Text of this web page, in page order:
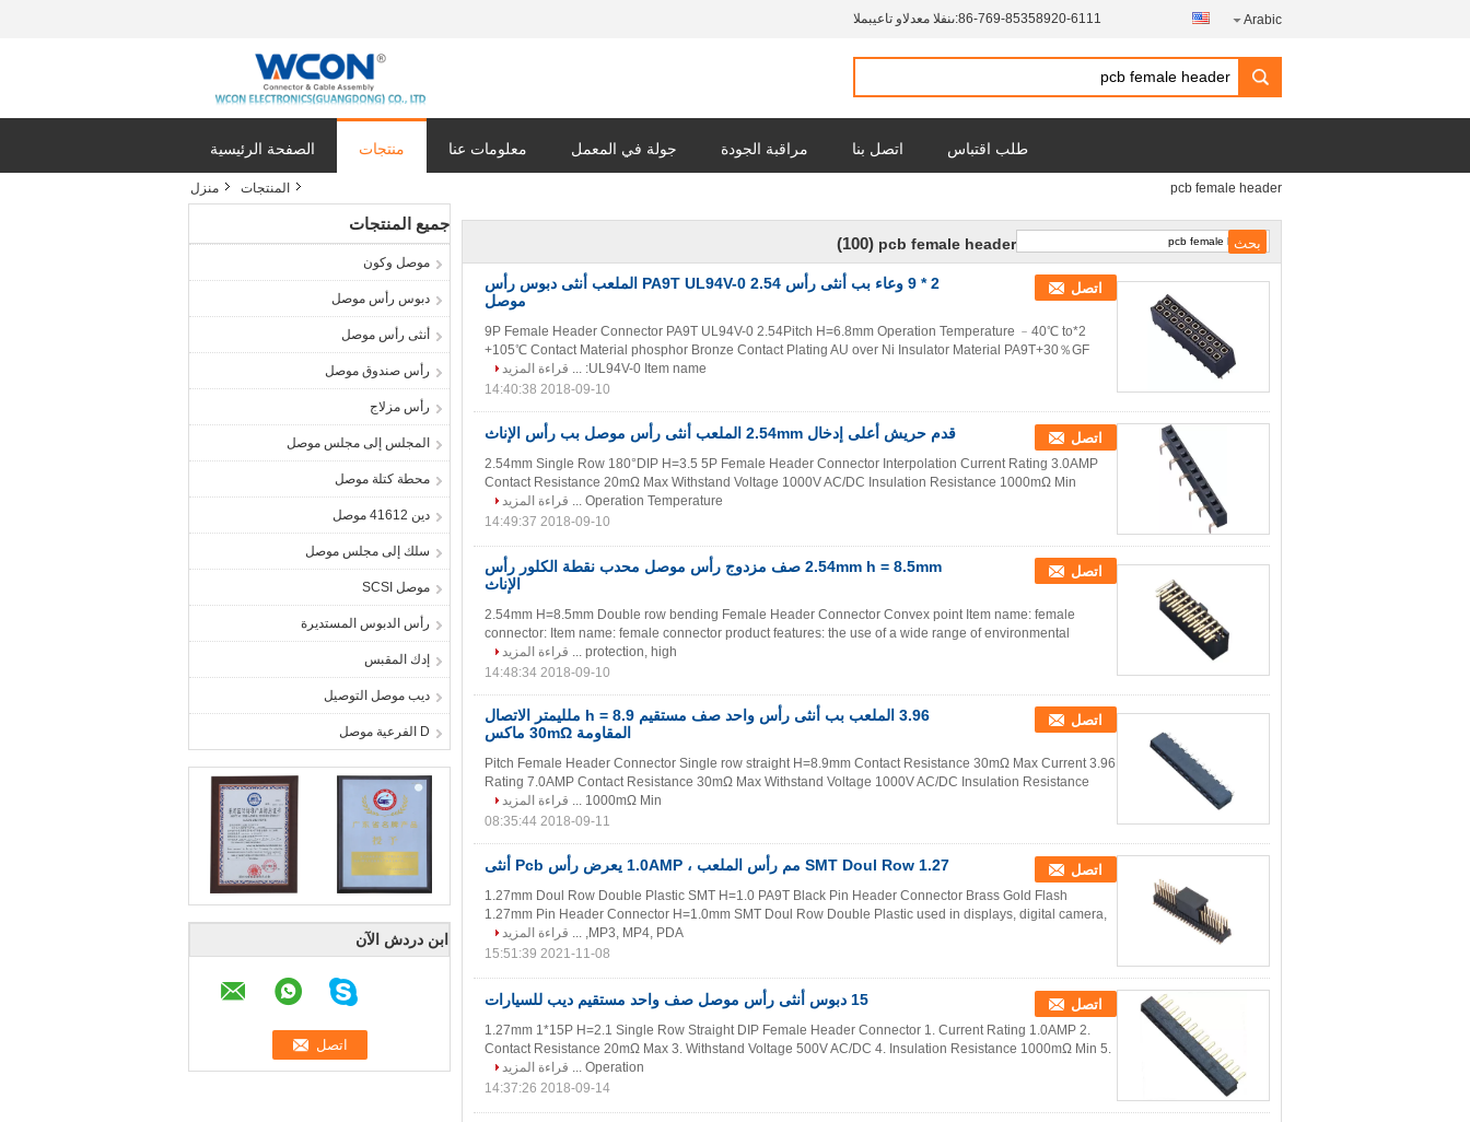
المبيعات والدعم الفنى:86-769-85358920-6111 Arabic
الصفحة الرئيسية منتجات معلومات عنا جولة في المعمل مراقبة الجودة اتصل بنا طلب اقتباس
منزل المنتجات pcb female header
جميع المنتجات
موصل وكون
دبوس رأس موصل
أنثى رأس موصل
رأس صندوق موصل
رأس مزلاج
المجلس إلى مجلس موصل
محطة كتلة موصل
دين 41612 موصل
سلك إلى مجلس موصل
موصل SCSI
رأس الدبوس المستديرة
إدك المقبس
ديب موصل التوصيل
D الفرعية موصل
ابن دردش الآن
pcb female header
(100)
2 * 9 وعاء بب أنثى رأس PA9T UL94V-0 2.54 الملعب أنثى دبوس رأس
موصل
اتصل
2*9P Female Header Connector PA9T UL94V-0 2.54Pitch H=6.8mm Operation Temperature ﹣40℃ to
+105℃ Contact Material phosphor Bronze Contact Plating AU over Ni Insulator Material PA9T+30％GF
UL94V-0 Item name: ...
قراءة المزيد
2018-09-10 14:40:38
قدم حريش أعلى إدخال 2.54mm الملعب أنثى رأس موصل بب رأس الإناث اتصل
2.54mm Single Row 180°DIP H=3.5 5P Female Header Connector Interpolation Current Rating 3.0AMP
Contact Resistance 20mΩ Max Withstand Voltage 1000V AC/DC Insulation Resistance 1000mΩ Min
Operation Temperature ...
قراءة المزيد
2018-09-10 14:49:37
2.54mm h = 8.5mm صف مزدوج رأس موصل محدب نقطة الكلور رأس
الإناث
اتصل
2.54mm H=8.5mm Double row bending Female Header Connector Convex point Item name: female
connector: Item name: female connector product features: the use of a wide range of environmental
protection, high ...
قراءة المزيد
2018-09-10 14:48:34
3.96 الملعب بب أنثى رأس واحد صف مستقيم h = 8.9 ملليمتر الاتصال
المقاومة 30mΩ ماكس
اتصل
3.96 Pitch Female Header Connector Single row straight H=8.9mm Contact Resistance 30mΩ Max Current
Rating 7.0AMP Contact Resistance 30mΩ Max Withstand Voltage 1000V AC/DC Insulation Resistance
1000mΩ Min ...
قراءة المزيد
2018-09-11 08:35:44
SMT Doul Row 1.27 مم رأس الملعب ، 1.0AMP يعرض رأس Pcb أنثى اتصل
1.27mm Doul Row Double Plastic SMT H=1.0 PA9T Black Pin Header Connector Brass Gold Flash
1.27mm Pin Header Connector H=1.0mm SMT Doul Row Double Plastic used in displays, digital camera,
MP3, MP4, PDA, ...
قراءة المزيد
2021-11-08 15:51:39
15 دبوس أنثى رأس موصل صف واحد مستقيم ديب للسيارات اتصل
1.27mm 1*15P H=2.1 Single Row Straight DIP Female Header Connector 1. Current Rating 1.0AMP 2.
Contact Resistance 20mΩ Max 3. Withstand Voltage 500V AC/DC 4. Insulation Resistance 1000mΩ Min 5.
Operation ...
قراءة المزيد
2018-09-14 14:37:26